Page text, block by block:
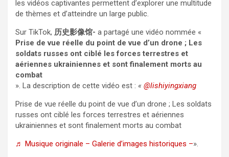
les vidéos captivantes permettent d’explorer une multitude
de thèmes et d’atteindre un large public.
Sur TikTok, 历史影像馆- a partagé une vidéo nommée «
Prise de vue réelle du point de vue d’un drone ; Les
soldats russes ont ciblé les forces terrestres et
aériennes ukrainiennes et sont finalement morts au
combat
». La description de cette vidéo est : « @lishiyingxiang
Prise de vue réelle du point de vue d’un drone ; Les soldats
russes ont ciblé les forces terrestres et aériennes
ukrainiennes et sont finalement morts au combat
♬ Musique originale – Galerie d’images historiques –».